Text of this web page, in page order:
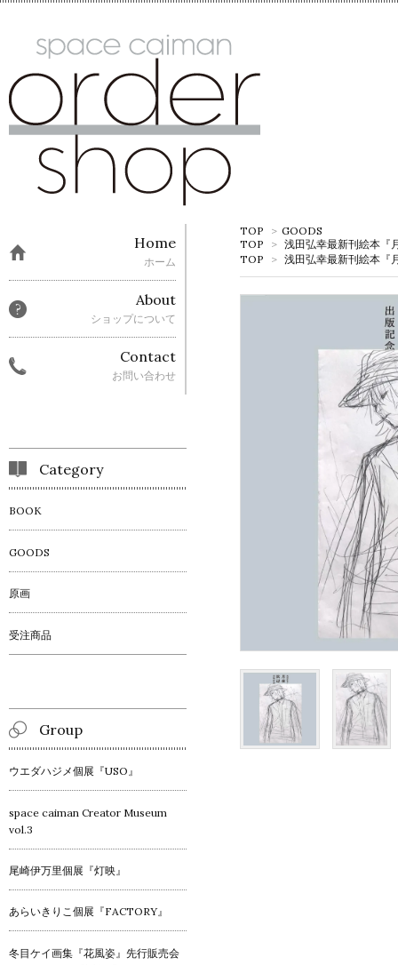
TOP > GOODS
TOP
> 浅田弘幸最新刊絵本『
TOP
> 浅田弘幸最新刊絵本『
Home
ホーム
About
ショップについて
Contact
お問い合わせ
Category
BOOK
GOODS
原画
受注商品
Group
ウエダハジメ個展『USO』
space caiman Creator Museum
vol.3
尾崎伊万里個展『灯映』
あらいきりこ個展『FACTORY』
冬目ケイ画集『花風姿』先行販売会